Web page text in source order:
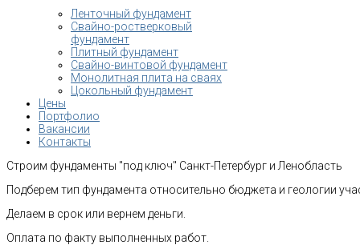
Ленточный фундамент
Свайно-ростверковый
фундамент
Плитный фундамент
Свайно-винтовой фундамент
Монолитная плита на сваях
Цокольный фундамент
Цены
Портфолио
Вакансии
Контакты
Строим фундаменты "под ключ" Санкт-Петербург и Ленобласть
Подберем тип фундамента относительно бюджета и геологии
Делаем в срок или вернем деньги.
Оплата по факту выполненных работ.